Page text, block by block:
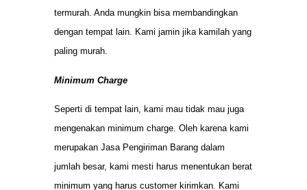
termurah. Anda mungkin bisa membandingkan
dengan tempat lain. Kami jamin jika kamilah yang
paling murah.
Minimum Charge
Seperti di tempat lain, kami mau tidak mau juga
mengenakan minimum charge. Oleh karena kami
merupakan Jasa Pengiriman Barang dalam
jumlah besar, kami mesti harus menentukan berat
minimum yang harus customer kirimkan. Kami